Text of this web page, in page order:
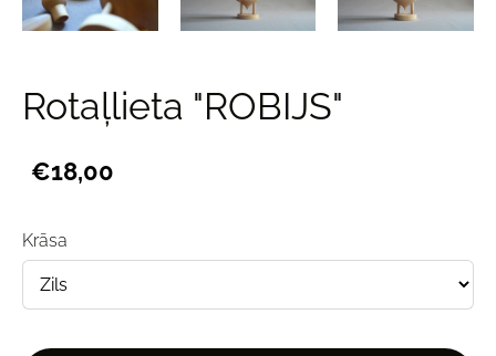
Rotaļlieta "ROBIJS"
€18,00
Krāsa